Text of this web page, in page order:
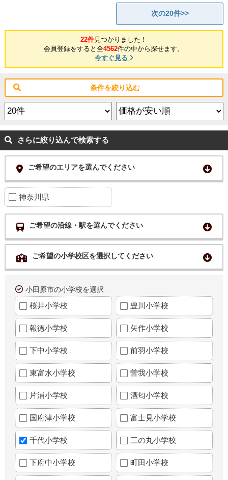
次の20件>>
22件見つかりました！
会員登録をすると全4562件の中から探せます。
今すぐ見る
条件を絞り込む
さらに絞り込んで検索する
ご希望のエリアを選んでください
神奈川県
ご希望の沿線・駅を選んでください
ご希望の小学校区を選択してください
小田原市の小学校を選択
桜井小学校 豊川小学校
報徳小学校 矢作小学校
下中小学校 前羽小学校
東富水小学校 曽我小学校
片浦小学校 酒匂小学校
国府津小学校 富士見小学校
千代小学校 三の丸小学校
下府中小学校 町田小学校